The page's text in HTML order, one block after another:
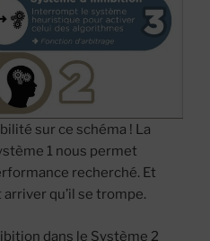
sur ce schéma ! La
1 nous permet
recherché. Et
qu’il se trompe.
dans le Système 2